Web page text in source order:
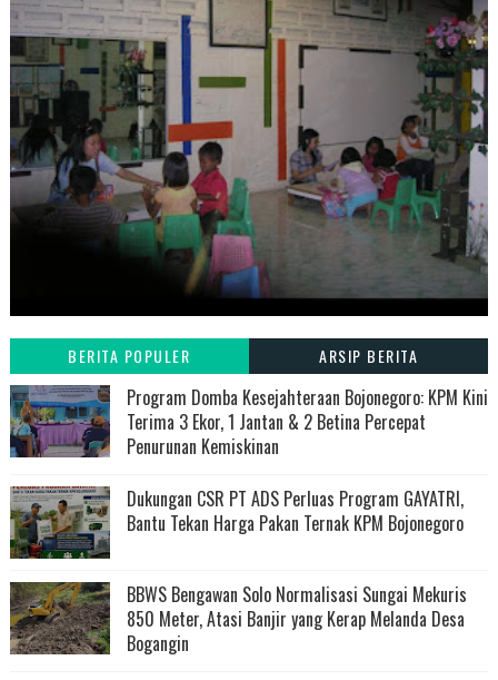
BERITA POPULER ARSIP BERITA
Program Domba Kesejahteraan Bojonegoro: KPM Kini
Terima 3 Ekor, 1 Jantan & 2 Betina Percepat
Penurunan Kemiskinan
Dukungan CSR PT ADS Perluas Program GAYATRI,
Bantu Tekan Harga Pakan Ternak KPM Bojonegoro
BBWS Bengawan Solo Normalisasi Sungai Mekuris
850 Meter, Atasi Banjir yang Kerap Melanda Desa
Bogangin